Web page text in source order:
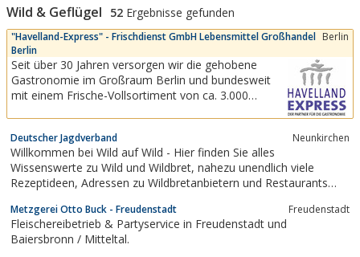
Wild & Geflügel 52 Ergebnisse gefunden
"Havelland-Express" - Frischdienst GmbH Lebensmittel Großhandel
Berlin
Berlin
Seit über 30 Jahren versorgen wir die gehobene
Gastronomie im Großraum Berlin und bundesweit
mit einem Frische-Vollsortiment von ca. 3.000
Schalentiere, Feinkost und Spezialitäten mit eigener
Logistik, mit Fremd-Logistik an jeden...
Deutscher Jagdverband Neunkirchen
Willkommen bei Wild auf Wild - Hier finden Sie alles
Wissenswerte zu Wild und Wildbret, nahezu unendlich viele
Rezeptideen, Adressen zu Wildbretanbietern und Restaurants
Metzgerei Otto Buck - Freudenstadt Freudenstadt
Fleischereibetrieb & Partyservice in Freudenstadt und
Baiersbronn / Mitteltal.